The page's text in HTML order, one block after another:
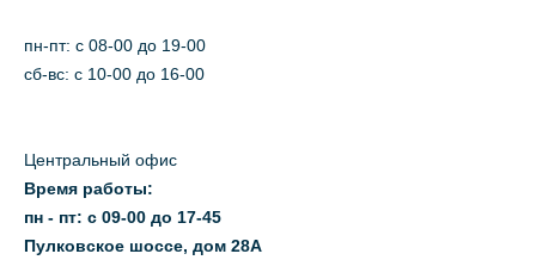
пн-пт: c 08-00 до 19-00
сб-вс: с 10-00 до 16-00
Центральный офис
Время работы:
пн - пт: с 09-00 до 17-45
Пулковское шоссе, дом 28А